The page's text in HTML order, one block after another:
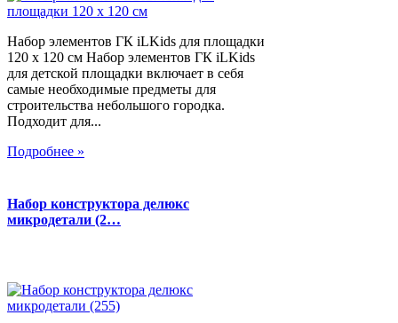
Набор элементов ГК iLKids для площадки
120 х 120 см Набор элементов ГК iLKids
для детской площадки включает в себя
самые необходимые предметы для
строительства небольшого городка.
Подходит для...
Подробнее »
Набор конструктора делюкс
микродетали (2…